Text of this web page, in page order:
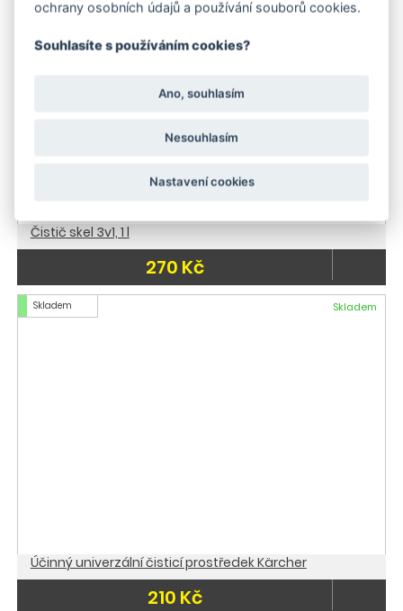
Čistič skel 3v1, 1 l
270 Kč
Skladem Skladem
Účinný univerzální čisticí prostředek Kärcher
210 Kč
ochrany osobních údajů a používání souborů cookies.
Souhlasíte s používáním cookies?
Ano, souhlasím
Nesouhlasím
Nastavení cookies